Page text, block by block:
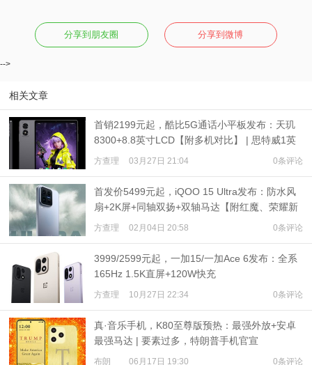
分享到朋友圈 分享到微博
-->
相关文章
首销2199元起，酷比5G通话小平板发布：天玑
8300+8.8英寸LCD【附多机对比】 | 思特威1英
寸旗舰发布
方查理 03月27日 21:04 0条评论
首发价5499元起，iQOO 15 Ultra发布：防水风
扇+2K屏+同轴双扬+双轴马达【附红魔、荣耀新
机对比】
方查理 02月04日 20:58 0条评论
3999/2599元起，一加15/一加Ace 6发布：全系
165Hz 1.5K直屏+120W快充
方查理 10月27日 22:34 0条评论
真·音乐手机，K80至尊版预热：最强外放+安卓
最强马达 | 要素过多，特朗普手机官宣
布朗 06月17日 19:30 0条评论